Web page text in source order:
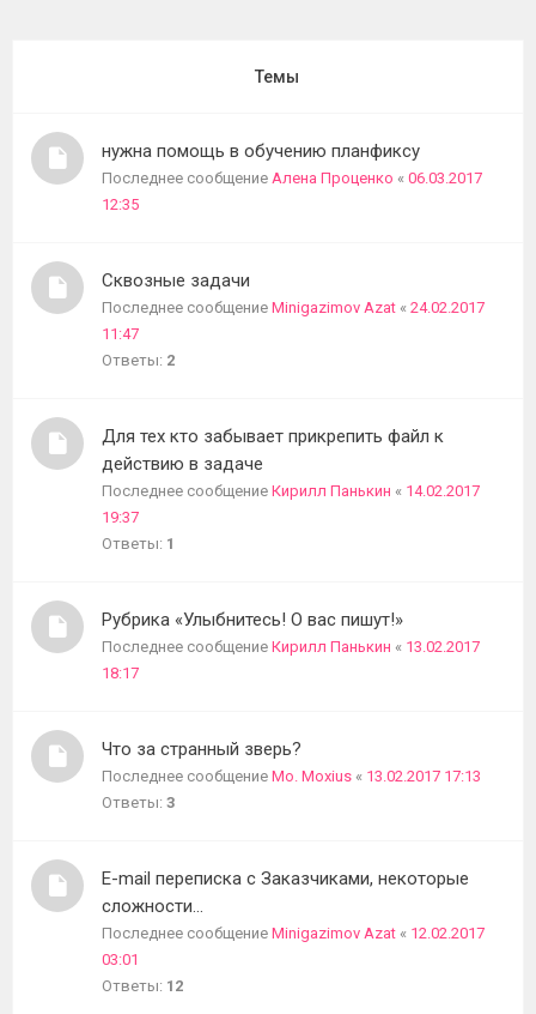
Темы
нужна помощь в обучению планфиксу
Последнее сообщение Алена Проценко « 06.03.2017
12:35
Сквозные задачи
Последнее сообщение Minigazimov Azat « 24.02.2017
11:47
Ответы: 2
Для тех кто забывает прикрепить файл к
действию в задаче
Последнее сообщение Кирилл Панькин « 14.02.2017
19:37
Ответы: 1
Рубрика «Улыбнитесь! О вас пишут!»
Последнее сообщение Кирилл Панькин « 13.02.2017
18:17
Что за странный зверь?
Последнее сообщение Mo. Moxius « 13.02.2017 17:13
Ответы: 3
E-mail переписка с Заказчиками, некоторые
сложности...
Последнее сообщение Minigazimov Azat « 12.02.2017
03:01
Ответы: 12